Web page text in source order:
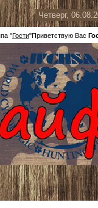
Четверг,
"Гости"Приветствую Вас